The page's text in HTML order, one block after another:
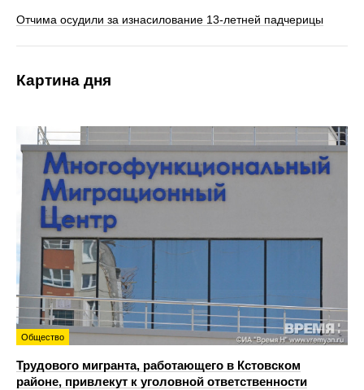
Отчима осудили за изнасилование 13-летней падчерицы
Картина дня
Общество
Трудового мигранта, работающего в Кстовском
районе, привлекут к уголовной ответственности